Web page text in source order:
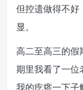
但控遗做得不好
显。
高二至高三的假
期里我看了一位
我的疙瘩一下子